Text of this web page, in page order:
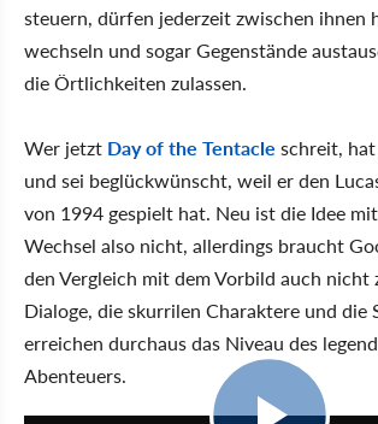
steuern, dürfen jederzeit zwischen ihnen
wechseln und sogar Gegenstände
die Örtlichkeiten zulassen.
Wer jetzt Day of the Tentacle schreit,
und sei beglückwünscht, weil er den
von 1994 gespielt hat. Neu ist die Idee
Wechsel also nicht, allerdings braucht
den Vergleich mit dem Vorbild auch nicht
Dialoge, die skurrilen Charaktere und die
erreichen durchaus das Niveau des
Abenteuers.